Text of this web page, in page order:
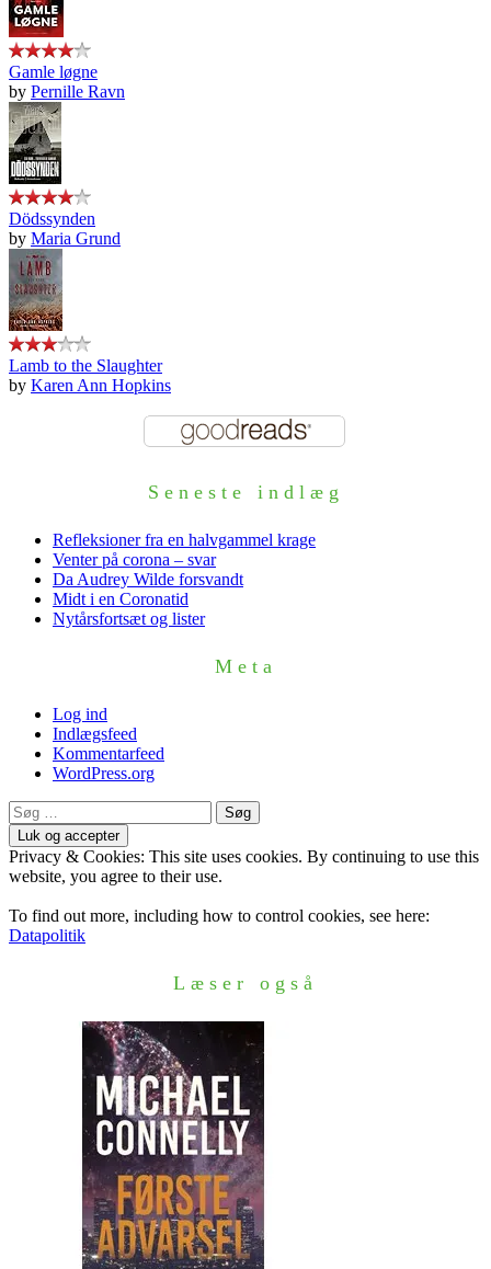
Gamle løgne
by Pernille Ravn
Dödssynden
by Maria Grund
Lamb to the Slaughter
by Karen Ann Hopkins
Seneste indlæg
Refleksioner fra en halvgammel krage
Venter på corona – svar
Da Audrey Wilde forsvandt
Midt i en Coronatid
Nytårsfortsæt og lister
Meta
Log ind
Indlægsfeed
Kommentarfeed
WordPress.org
Søg
efter:
Privacy & Cookies: This site uses cookies. By continuing to use this
website, you agree to their use.
To find out more, including how to control cookies, see here:
Datapolitik
Læser også